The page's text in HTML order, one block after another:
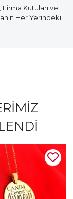
Firma Kutuları ve
Her Yerindeki